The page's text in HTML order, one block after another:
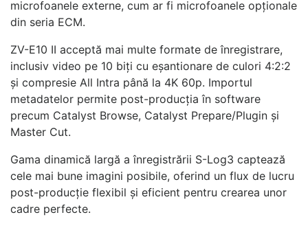
microfoanele externe, cum ar fi microfoanele opționale
din seria ECM.
ZV-E10 II acceptă mai multe formate de înregistrare,
inclusiv video pe 10 biți cu eșantionare de culori 4:2:2
și compresie All Intra până la 4K 60p. Importul
metadatelor permite post-producția în software
precum Catalyst Browse, Catalyst Prepare/Plugin și
Master Cut.
Gama dinamică largă a înregistrării S-Log3 captează
cele mai bune imagini posibile, oferind un flux de lucru
post-producție flexibil și eficient pentru crearea unor
cadre perfecte.